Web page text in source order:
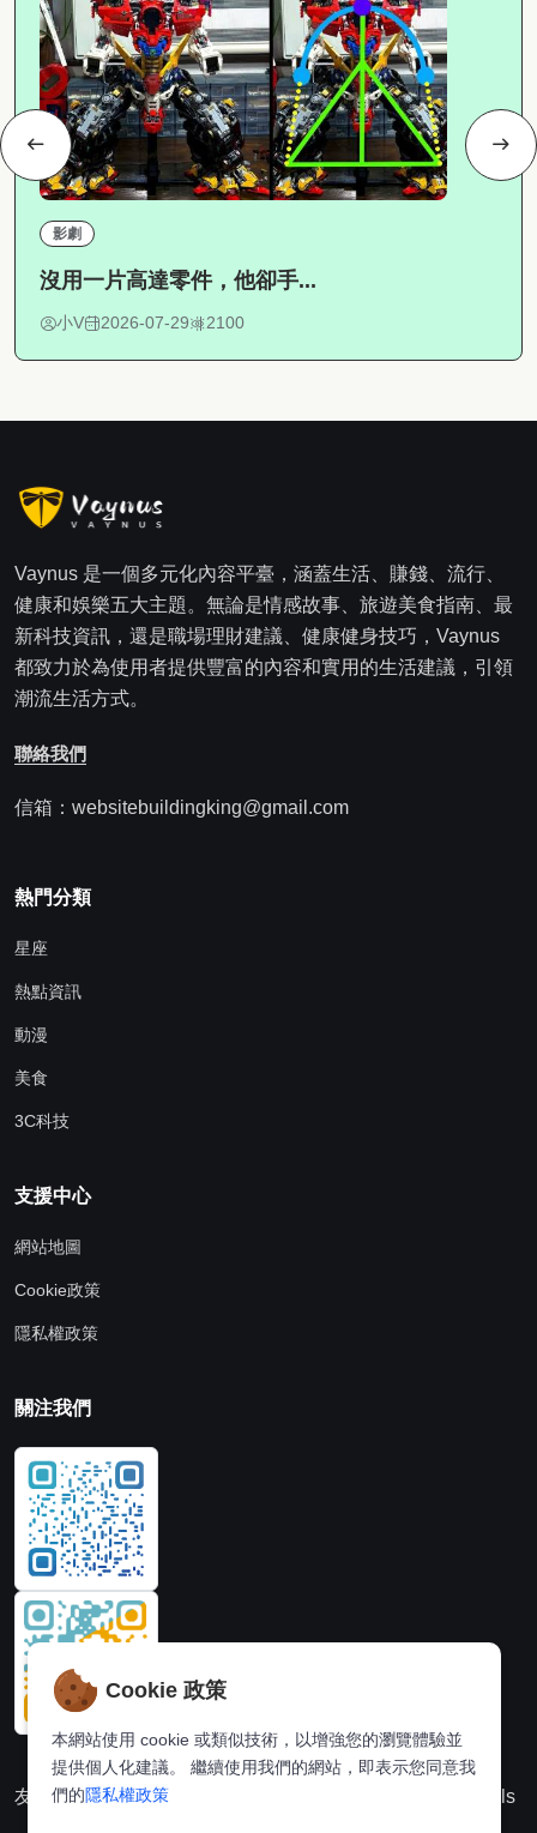
影劇
沒用一片高達零件，他卻手...
小V 2026-07-29 2100
Vaynus 是一個多元化內容平臺，涵蓋生活、賺錢、流行、
健康和娛樂五大主題。無論是情感故事、旅遊美食指南、最
新科技資訊，還是職場理財建議、健康健身技巧，Vaynus
都致力於為使用者提供豐富的內容和實用的生活建議，引領
潮流生活方式。
聯絡我們
信箱：websitebuildingking@gmail.com
熱門分類
星座
熱點資訊
動漫
美食
3C科技
支援中心
網站地圖
Cookie政策
隱私權政策
關注我們
友情連結：動漫派 Hi,online tools
Cookie 政策
本網站使用 cookie 或類似技術，以增強您的瀏覽體驗並
提供個人化建議。 繼續使用我們的網站，即表示您同意我
們的隱私權政策